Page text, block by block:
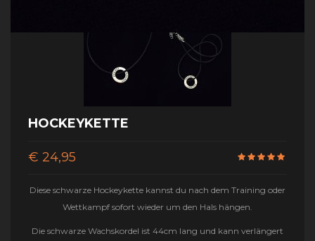
HOCKEYKETTE
€ 24,95
Diese schwarze Hockeykette kannst du nach dem Training oder
Wettkampf sofort wieder um den Hals hängen.
Die schwarze Wachskordel ist 44cm lang und kann verlängert